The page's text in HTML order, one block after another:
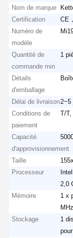
Nom de marque
Certification
CE
Numéro de
modèle
Quantité de
commande min
1
Détails
d'emballage
Délai de livraison2~5
Conditions de
paiement
T/
Capacité
d'approvisionnement
Taille
Processeur
2,0
Mémoire
1 x
Stockage
1